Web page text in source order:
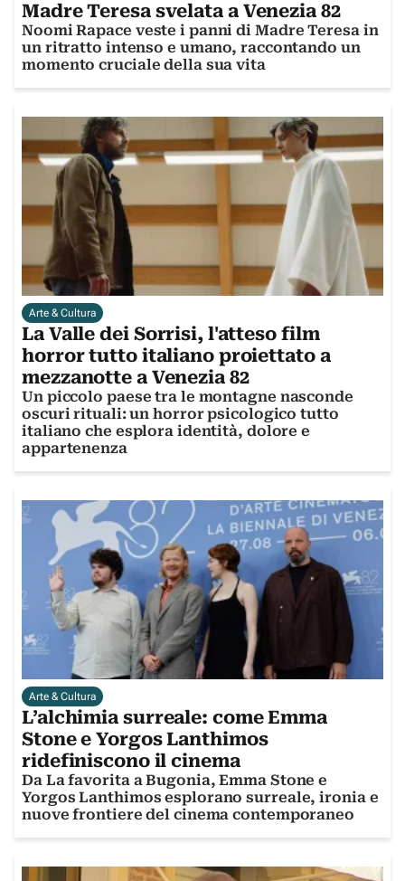
Madre Teresa svelata a Venezia 82
Noomi Rapace veste i panni di Madre Teresa in
un ritratto intenso e umano, raccontando un
momento cruciale della sua vita
Arte & Cultura
La Valle dei Sorrisi, l'atteso film
horror tutto italiano proiettato a
mezzanotte a Venezia 82
Un piccolo paese tra le montagne nasconde
oscuri rituali: un horror psicologico tutto
italiano che esplora identità, dolore e
appartenenza
Arte & Cultura
L’alchimia surreale: come Emma
Stone e Yorgos Lanthimos
ridefiniscono il cinema
Da La favorita a Bugonia, Emma Stone e
Yorgos Lanthimos esplorano surreale, ironia e
nuove frontiere del cinema contemporaneo